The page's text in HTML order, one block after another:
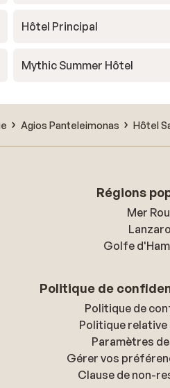
Hôtel Principal
Mythic Summer Hôtel
Agios Panteleimonas Hôtel
Régions
Mer
Golfe
Politique de
Politique de
Politique relative
Paramètres
Gérer vos
Clause de non-